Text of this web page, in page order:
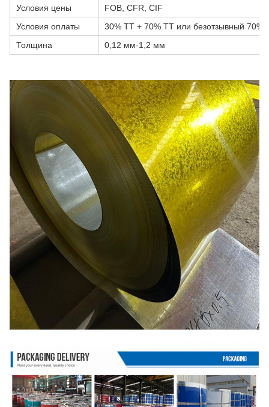
Условия цены
FOB, CFR, CIF
Условия оплаты
30% TT + 70% TT или безотзывный 70%
Толщина
0,12 мм-1,2 мм